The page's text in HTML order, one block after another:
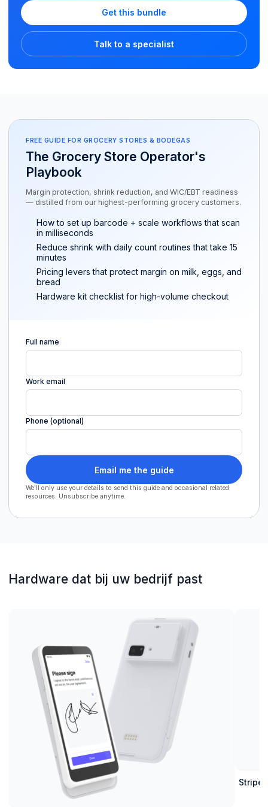
Get this bundle
Talk to a specialist
FREE GUIDE FOR GROCERY STORES & BODEGAS
The Grocery Store Operator's
Playbook
Margin protection, shrink reduction, and WIC/EBT readiness
— distilled from our highest-performing grocery customers.
How to set up barcode + scale workflows that scan
in milliseconds
Reduce shrink with daily count routines that take 15
minutes
Pricing levers that protect margin on milk, eggs, and
bread
Hardware kit checklist for high-volume checkout
Full name
Work email
Phone (optional)
Email me the guide
We'll only use your details to send this guide and occasional related
resources. Unsubscribe anytime.
Hardware dat bij uw bedrijf past
Stripe